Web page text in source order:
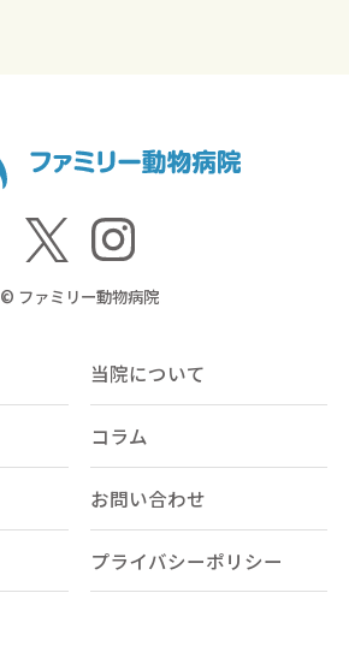
© ファミリー動物病院
当院について
コラム
お問い合わせ
プライバシーポリシー